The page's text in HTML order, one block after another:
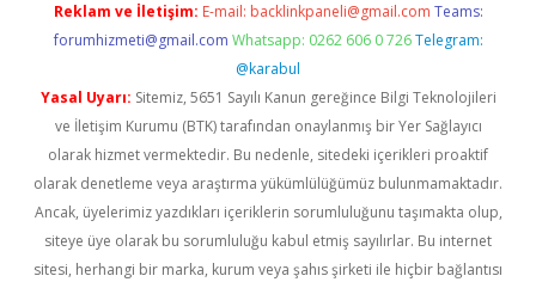
Reklam ve İletişim: E-mail: backlinkpaneli@gmail.com Teams:
forumhizmeti@gmail.com Whatsapp: 0262 606 0 726 Telegram:
@karabul
Yasal Uyarı: Sitemiz, 5651 Sayılı Kanun gereğince Bilgi Teknolojileri
ve İletişim Kurumu (BTK) tarafından onaylanmış bir Yer Sağlayıcı
olarak hizmet vermektedir. Bu nedenle, sitedeki içerikleri proaktif
olarak denetleme veya araştırma yükümlülüğümüz bulunmamaktadır.
Ancak, üyelerimiz yazdıkları içeriklerin sorumluluğunu taşımakta olup,
siteye üye olarak bu sorumluluğu kabul etmiş sayılırlar. Bu internet
sitesi, herhangi bir marka, kurum veya şahıs şirketi ile hiçbir bağlantısı